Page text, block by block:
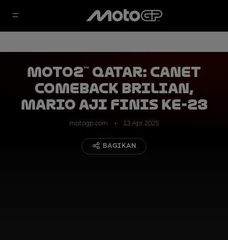
Moto2™ Qatar: Canet
Comeback Brilian,
Mario Aji Finis ke-23
motogp.com 13 Apr 2025
BAGIKAN